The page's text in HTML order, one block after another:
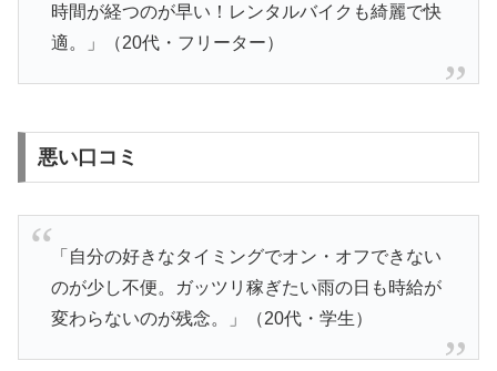
時間が経つのが早い！レンタルバイクも綺麗で快
適。」（20代・フリーター）
悪い口コミ
「自分の好きなタイミングでオン・オフできない
のが少し不便。ガッツリ稼ぎたい雨の日も時給が
変わらないのが残念。」（20代・学生）